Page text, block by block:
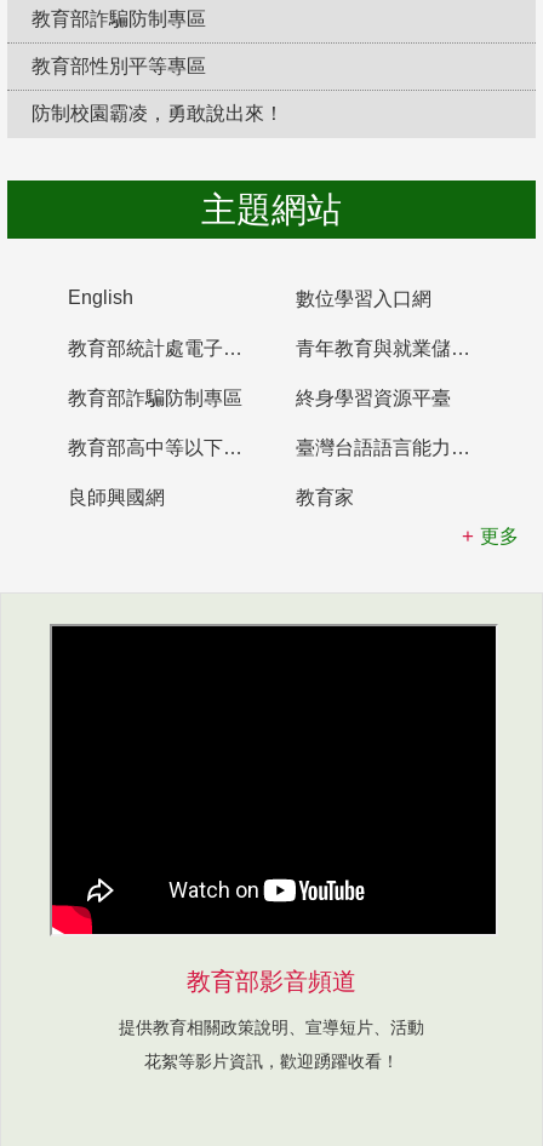
教育部詐騙防制專區
教育部性別平等專區
防制校園霸凌，勇敢說出來！
主題網站
English 數位學習入口網
教育部統計處電子書櫃 青年教育與就業儲蓄帳戶
教育部詐騙防制專區 終身學習資源平臺
教育部高中等以下學校及幼兒園教師資格檢定考試 臺灣台語語言能力認證網站
良師興國網
教育家
更多
教育部影音頻道
提供教育相關政策說明、宣導短片、活動
花絮等影片資訊，歡迎踴躍收看！